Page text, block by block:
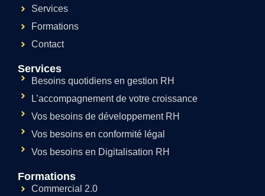
Services
Formations
Contact
Services
Besoins quotidiens en gestion RH
L’accompagnement de votre croissance
Vos besoins de développement RH
Vos besoins en conformité légal
Vos besoins en Digitalisation RH
Formations
Commercial 2.0